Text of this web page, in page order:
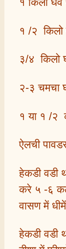
१ किलो
१ /२
३/४ किलो
२-३ चमचा
१ या १ /२
ऐलची
हेकडी वडी
करे ५ -६
वासण में
हेकडी वडी